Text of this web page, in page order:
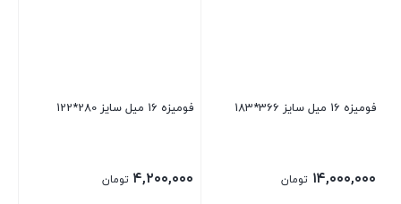
فومیزه 16 میل سایز 366*183
۱۴,۰۰۰,۰۰۰ تومان
فومیزه 16 میل سایز 280*122
۴,۲۰۰,۰۰۰ تومان